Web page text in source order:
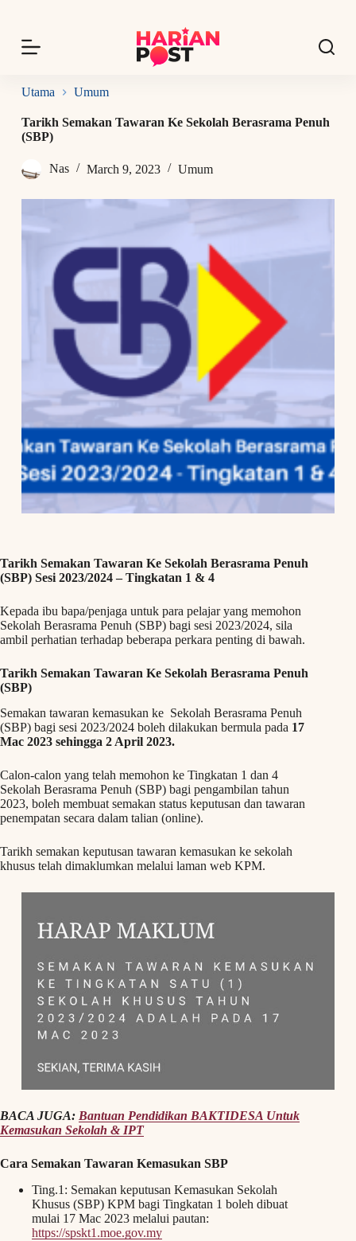
p
o
o
n
Utama Umum
Tarikh Semakan Tawaran Ke Sekolah Berasrama Penuh
(SBP)
Nas March 9, 2023 Umum
Tarikh Semakan Tawaran Ke Sekolah Berasrama Penuh
(SBP) Sesi 2023/2024 – Tingkatan 1 & 4
Kepada ibu bapa/penjaga untuk para pelajar yang memohon
Sekolah Berasrama Penuh (SBP) bagi sesi 2023/2024, sila
ambil perhatian terhadap beberapa perkara penting di bawah.
Tarikh Semakan Tawaran Ke Sekolah Berasrama Penuh
(SBP)
Semakan tawaran kemasukan ke Sekolah Berasrama Penuh
(SBP) bagi sesi 2023/2024 boleh dilakukan bermula pada 17
Mac 2023 sehingga 2 April 2023.
Calon-calon yang telah memohon ke Tingkatan 1 dan 4
Sekolah Berasrama Penuh (SBP) bagi pengambilan tahun
2023, boleh membuat semakan status keputusan dan tawaran
penempatan secara dalam talian (online).
Tarikh semakan keputusan tawaran kemasukan ke sekolah
khusus telah dimaklumkan melalui laman web KPM.
BACA JUGA: Bantuan Pendidikan BAKTIDESA Untuk
Kemasukan Sekolah & IPT
Cara Semakan Tawaran Kemasukan SBP
Ting.1: Semakan keputusan Kemasukan Sekolah
Khusus (SBP) KPM bagi Tingkatan 1 boleh dibuat
mulai 17 Mac 2023 melalui pautan:
https://spskt1.moe.gov.my